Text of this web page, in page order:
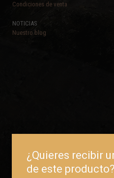
Condiciones de venta
NOTICIAS
Nuestro blog
Empresa beneficiaria de las
Castilla-La Mancha:Ayudas -